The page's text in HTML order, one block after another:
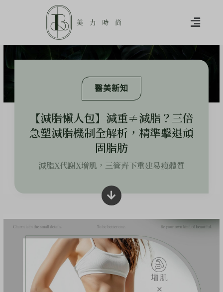
醫美新知
【減脂懶人包】減重≠減脂？三倍
急塑減脂機制全解析，精準擊退頑
固脂肪
減脂X代謝X增肌，三管齊下重建易瘦體質